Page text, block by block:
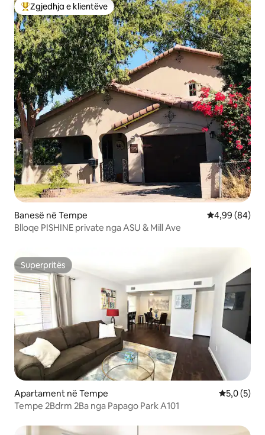
Më të mirat e zgjedhjeve të klientëve
Zgjedhja e klientëve
Banesë në Tempe Vlerësimi
4,99 (84)
Blloqe PISHINE private nga ASU & Mill Ave
Superpritës
Superpritës
Apartament në Tempe Vlerësimi
5,0 (5)
Tempe 2Bdrm 2Ba nga Papago Park A101